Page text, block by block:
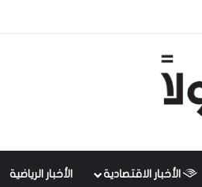
الأخبار الاقتصادية الأخبار الرياضية